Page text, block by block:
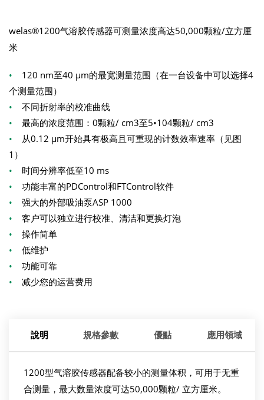
welas®1200气溶胶传感器可测量浓度高达50,000颗粒/立方厘
米
• 120 nm至40 µm的最宽测量范围（在一台设备中可以选择4
个测量范围）
• 不同折射率的校准曲线
• 最高的浓度范围：0颗粒/ cm3至5•104颗粒/ cm3
• 从0.12 µm开始具有极高且可重现的计数效率速率（见图
1）
• 时间分辨率低至10 ms
• 功能丰富的PDControl和FTControl软件
• 强大的外部吸油泵ASP 1000
• 客户可以独立进行校准、清洁和更换灯泡
• 操作简单
• 低维护
• 功能可靠
• 减少您的运营费用
說明 規格參數 優點 應用領域
1200型气溶胶传感器配备较小的测量体积，可用于无重
合测量，最大数量浓度可达50,000颗粒/ 立方厘米。